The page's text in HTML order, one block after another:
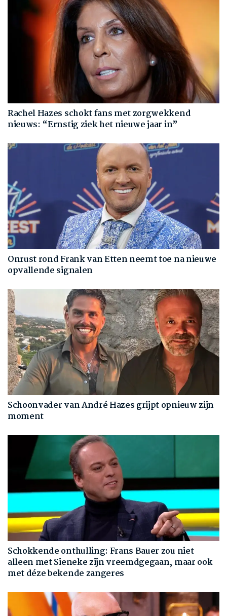
Rachel Hazes schokt fans met zorgwekkend
nieuws: “Ernstig ziek het nieuwe jaar in”
Onrust rond Frank van Etten neemt toe na nieuwe
opvallende signalen
Schoonvader van André Hazes grijpt opnieuw zijn
moment
Schokkende onthulling: Frans Bauer zou niet
alleen met Sieneke zijn vreemdgegaan, maar ook
met déze bekende zangeres